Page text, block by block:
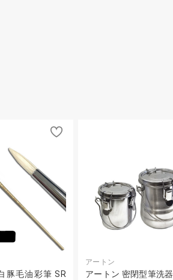
豚毛油彩筆 SR
アートン
アートン 密閉型筆洗器